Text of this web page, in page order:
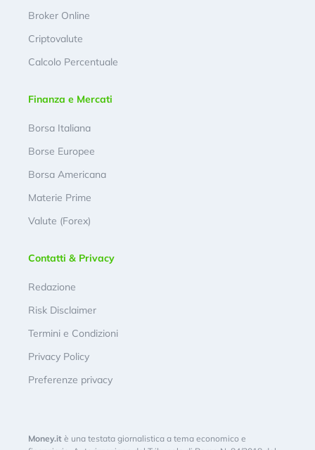
Broker Online
Criptovalute
Calcolo Percentuale
Finanza e Mercati
Borsa Italiana
Borse Europee
Borsa Americana
Materie Prime
Valute (Forex)
Contatti & Privacy
Redazione
Risk Disclaimer
Termini e Condizioni
Privacy Policy
Preferenze privacy
Money.it è una testata giornalistica a tema economico e